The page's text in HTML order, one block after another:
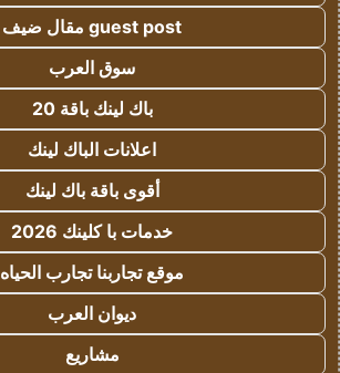
guest post مقال ضيف
سوق العرب
باك لينك باقة 20
اعلانات الباك لينك
أقوى باقة باك لينك
خدمات با كلينك 2026
موقع تجاربنا تجارب الحياه
ديوان العرب
مشاريع